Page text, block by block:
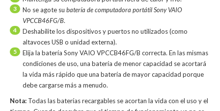
3 No se agote su batería de computadora portátil Sony VAIO
VPCCB46FG/B.
4
Deshabilite los dispositivos y puertos no utilizados (como
altavoces USB o unidad externa).
5
Elija la batería Sony VAIO VPCCB46FG/B correcta. En las mismas
condiciones de uso, una batería de menor capacidad se acortará
la vida más rápido que una batería de mayor capacidad porque
debe cargarse más a menudo.
Nota: Todas las baterías recargables se acortan la vida con el uso y el